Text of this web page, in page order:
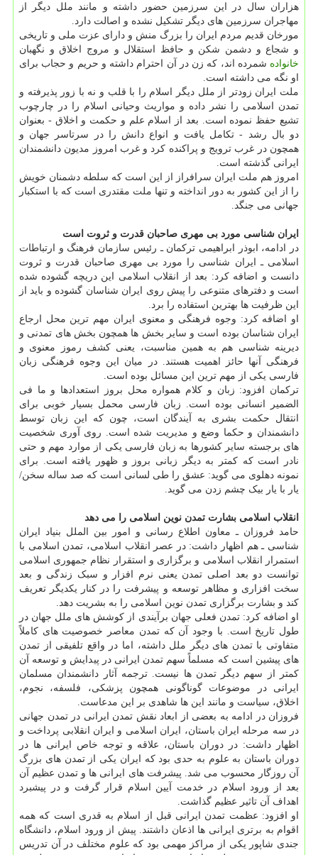
هزاران سال در این سرزمین حضور داشته و مانند ملل دیگر از
مهاجران سرزمین های دیگر تشکیل نشده و اصالت دارد.
مورخان قدیم مردم ایران را بزرگ منش و دارای عزت ملی و تاریخی
و شجاع و دشمن شکن و حافظ استقلال و مروج اخلاق و نگهبان
خانواده شمرده اند، که زن در آن احترام داشته و حریم و حجاب برای
او نگه می داشته است.
ملت ایران زودتر از ملل دیگر اسلام را با قلب و نه با زور پذیرفته و
تمدن اسلامی را نشر داده و مواریث وحیانی اسلام را در چارچوب
تشیع حفظ نموده است. بعد از اسلام علم و حکمت و اخلاق - بعنوان
دو بال رشد - تکامل یافت و انواع دانش را در سرتاسر جهان و
همچون در غرب ترویج و پراکنده کرد و غرب امروز مدیون دانشمندان
ایرانی گذشته است.
امروز هم ملت ایران سرافراز از این است که سلطه دشمنان خویش
را از این کشور به دور انداخته و تنها ملت مقتدری است که با استکبار
جهانی می جنگد.
ایران شناسی مورد بی مهری صاحبان قدرت و ثروت است
در ادامه، ابوذر ابراهیمی ترکمان ـ رئیس سازمان فرهنگ و ارتباطات
اسلامی ـ ایران شناسی را مورد بی مهری صاحبان قدرت و ثروت
دانست و اضافه کرد: بعد از انقلاب اسلامی این دریچه گشوده شده
است و دفترهای متنوعی را پیش روی ایران شناسان گشوده و باید از
این ظرفیت ها بهترین استفاده را برد.
او اضافه کرد: وجوه فرهنگی و معنوی ایران مهم ترین محل ارجاع
ایران شناسان بوده است و سایر بخش ها همچون بخش های تمدنی و
دیرینه شناسی هم به همین مناسبت، یعنی کشف رموز معنوی و
فرهنگی آنها حائز اهمیت هستند. در میان این وجوه فرهنگی زبان
فارسی یکی از مهم ترین این مسائل بوده است.
ترکمان افزود: زبان و کلام همواره محل بروز استعدادها و ما فی
الضمیر انسانی بوده است. زبان فارسی محمل بسیار خوبی برای
انتقال حکمت بشری به آیندگان است، چون که این زبان توسط
دانشمندان و حکما وضع و مدیریت شده است. روی آوری شخصیت
های برجسته سایر کشورها به زبان فارسی یکی از موارد مهم و حتی
نادر است که کمتر به دیگر زبانی بروز و ظهور یافته است. برای
نمونه دهلوی می گوید: عشق را طی لسانی است که صد ساله سخن/
یار با یار بیک چشم زدن می گوید.
انقلاب اسلامی بشارت تمدن نوین اسلامی را می دهد
حامد فروزان ـ معاون اطلاع رسانی و امور بین الملل بنیاد ایران
شناسی ـ هم اظهار داشت: در عصر انقلاب اسلامی، تمدن اسلامی با
استمرار انقلاب اسلامی و برگزاری و استقرار نظام جمهوری اسلامی
توانست دو بعد اصلی تمدن یعنی نرم افزار و سبک زندگی و بعد
سخت افزاری و مظاهر توسعه و پیشرفت را در کنار یکدیگر تعریف
کند و بشارت برگزاری تمدن نوین اسلامی را به بشریت دهد.
او اضافه کرد: تمدن فعلی جهان برآیندی از کوشش های ملل جهان در
طول تاریخ است. با وجود آن که تمدن معاصر خصوصیت های کاملاً
متفاوتی با تمدن های دیگر ملل داشته، اما در واقع تلفیقی از تمدن
های پیشین است که مسلماً سهم تمدن ایرانی در پیدایش و توسعه آن
کمتر از سهم دیگر تمدن ها نیست. ترجمه آثار دانشمندان مسلمان
ایرانی در موضوعات گوناگونی همچون پزشکی، فلسفه، نجوم،
اخلاق، سیاست و مانند این ها شاهدی بر این مدعاست.
فروزان در ادامه به بعضی از ابعاد نقش تمدن ایرانی در تمدن جهانی
در سه مرحله ایران باستان، ایران اسلامی و ایران انقلابی پرداخت و
اظهار داشت: در دوران باستان، علاقه و توجه خاص ایرانی ها در
دوران باستان به علوم به حدی بود که ایران یکی از تمدن های بزرگ
آن روزگار محسوب می شد. پیشرفت های ایرانی ها و تمدن عظیم آن
بعد از ورود اسلام در خدمت آیین اسلام قرار گرفت و در پیشبرد
اهداف آن تاثیر عظیم گذاشت.
او افزود: عظمت تمدن ایرانی قبل از اسلام به قدری است که همه
اقوام به برتری ایرانی ها اذعان داشتند. پیش از ورود اسلام، دانشگاه
جندی شاپور یکی از مراکز مهمی بود که علوم مختلف در آن تدریس